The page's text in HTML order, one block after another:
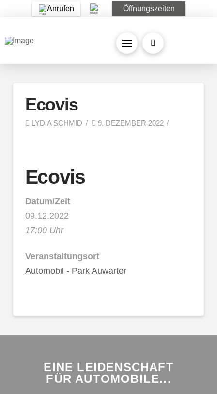
Anrufen Öffnungszeiten
Ecovis
LYDIA SCHMID 9. DEZEMBER 2022
Ecovis
Datum/Zeit
09.12.2022
17:00 Uhr
Veranstaltungsort
Automobil - Park Auwärter
EINE LEIDENSCHAFT
FÜR AUTOMOBILE...